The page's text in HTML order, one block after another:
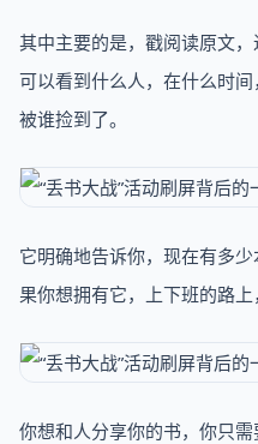
其中主要的是，戳阅读原文
可以看到什么人，在什么时
被谁捡到了。
它明确地告诉你，现在有多
果你想拥有它，上下班的路上
你想和人分享你的书，你只